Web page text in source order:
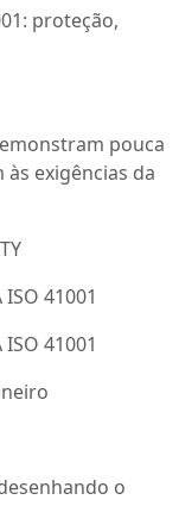
proteção,
pouca
exigências da
41001
41001
o